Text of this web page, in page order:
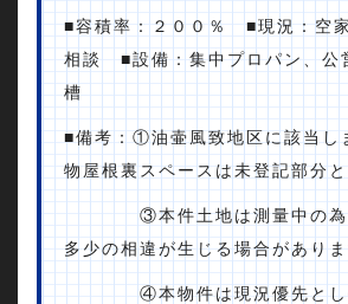
■容積率：２００％ ■現況：空
相談 ■設備：集中プロパン、公
槽
■備考：①油壷風致地区に該当
物屋根裏スペースは未登記部分と
③本件土地は測量中の為、
多少の相違が生じる場合がありま
④本物件は現況優先とし売